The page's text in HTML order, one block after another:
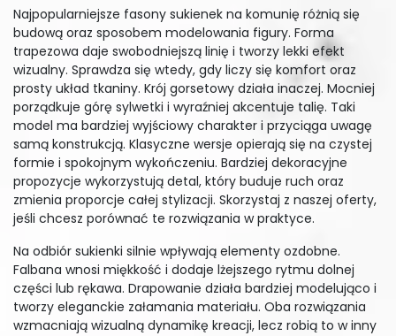
Najpopularniejsze fasony sukienek na komunię różnią się
budową oraz sposobem modelowania figury. Forma
trapezowa daje swobodniejszą linię i tworzy lekki efekt
wizualny. Sprawdza się wtedy, gdy liczy się komfort oraz
prosty układ tkaniny. Krój gorsetowy działa inaczej. Mocniej
porządkuje górę sylwetki i wyraźniej akcentuje talię. Taki
model ma bardziej wyjściowy charakter i przyciąga uwagę
samą konstrukcją. Klasyczne wersje opierają się na czystej
formie i spokojnym wykończeniu. Bardziej dekoracyjne
propozycje wykorzystują detal, który buduje ruch oraz
zmienia proporcje całej stylizacji. Skorzystaj z naszej oferty,
jeśli chcesz porównać te rozwiązania w praktyce.
Na odbiór sukienki silnie wpływają elementy ozdobne.
Falbana wnosi miękkość i dodaje lżejszego rytmu dolnej
części lub rękawa. Drapowanie działa bardziej modelująco i
tworzy eleganckie załamania materiału. Oba rozwiązania
wzmacniają wizualną dynamikę kreacji, lecz robią to w inny